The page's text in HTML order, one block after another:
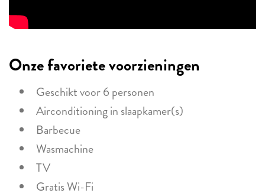
Onze favoriete voorzieningen
Geschikt voor 6 personen
Airconditioning in slaapkamer(s)
Barbecue
Wasmachine
TV
Gratis Wi-Fi